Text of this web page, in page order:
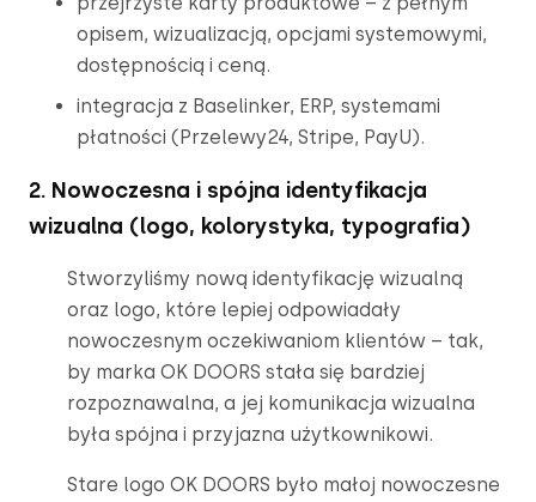
opisem, wizualizacją, opcjami systemowymi,
dostępnością i ceną.
integracja z Baselinker, ERP, systemami
płatności (Przelewy24, Stripe, PayU).
2. Nowoczesna i spójna identyfikacja
wizualna (logo, kolorystyka, typografia)
Stworzyliśmy nową identyfikację wizualną
oraz logo, które lepiej odpowiadały
nowoczesnym oczekiwaniom klientów – tak,
by marka OK DOORS stała się bardziej
rozpoznawalna, a jej komunikacja wizualna
była spójna i przyjazna użytkownikowi.
Stare logo OK DOORS było małoj nowoczesne